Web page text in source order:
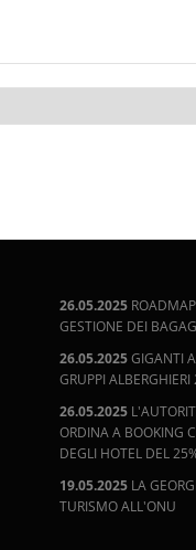
26.05.2025ROADMAP
GESTIONE DEI
26.05.2025GIGANTI
GRUPPI
26.05.2025
ORDINA A BOOKING
DEGLI HOTEL DEL
19.05.2025LA
TURISMO ALL'ONU